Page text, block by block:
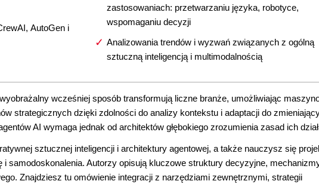
AutoGen i
zastosowaniach: przetwarzaniu języka, robotyce,
wspomaganiu decyzji
Analizowania trendów i wyzwań związanych z ogólną
sztuczną inteligencją i multimodalnością
wcześniej sposób transformują liczne branże, umożliwiając
strategicznych dzięki zdolności do analizy kontekstu i adaptacji do
AI wymaga jednak od architektów głębokiego zrozumienia zasad ich
sztucznej inteligencji i architektury agentowej, a także nauczysz się
samodoskonalenia. Autorzy opisują kluczowe struktury decyzyjne,
Znajdziesz tu omówienie integracji z narzędziami zewnętrznymi, strategii